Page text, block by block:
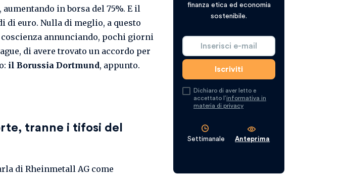
finanza etica ed economia
sostenibile.
Dichiaro di aver letto e
accettato l’informativa in
materia di privacy
Settimanale Anteprima
in borsa del 75%. E il
di euro. Nulla di meglio, a questo
annunciando, pochi giorni
di avere trovato un accordo per
il Borussia Dortmund, appunto.
tranne i tifosi del
di Rheinmetall AG come